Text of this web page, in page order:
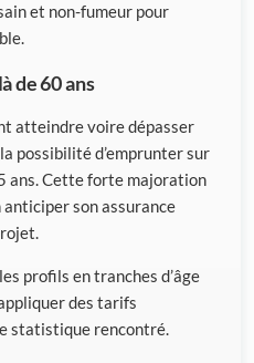
et non-fumeur pour
de 60 ans
atteindre voire dépasser
possibilité d’emprunter sur
ans. Cette forte majoration
son assurance
profils en tranches d’âge
des tarifs
statistique rencontré.